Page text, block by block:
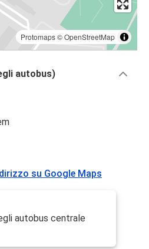
Protomaps©OpenStreetMap
autobus)
su Google Maps
autobus centrale